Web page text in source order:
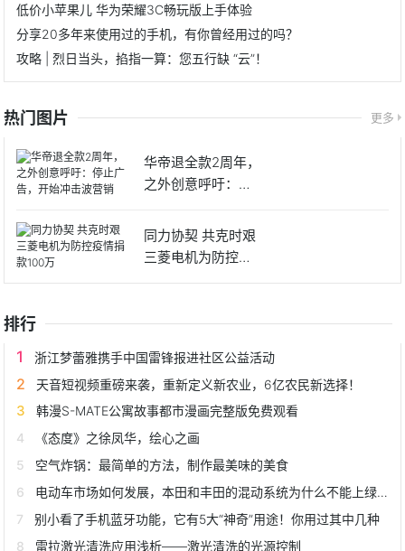
低价小苹果儿 华为荣耀3C畅玩版上手体验
分享20多年来使用过的手机，有你曾经用过的吗？
攻略 | 烈日当头，掐指一算：您五行缺 “云”！
热门图片 更多
华帝退全款2周年，
之外创意呼吁：停
同力协契 共克时艰
三菱电机为防控疫
情捐
排行
浙江梦蕾雅携手中国雷锋报进社区公益活动
天音短视频重磅来袭，重新定义新农业，6亿农民新选择！
韩漫S-MATE公寓故事都市漫画完整版免费观看
《态度》之徐凤华，绘心之画
空气炸锅：最简单的方法，制作最美味的美食
电动车市场如何发展，本田和丰田的混动系统为什么不能上绿牌？
别小看了手机蓝牙功能，它有5大“神奇”用途！你用过其中几种
雷拉激光清洗应用浅析——激光清洗的光源控制